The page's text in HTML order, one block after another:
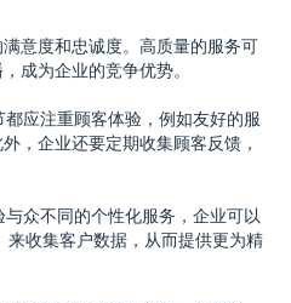
意度和忠诚度。高质量的服务可
成为企业的竞争优势。
应注重顾客体验，例如友好的服
，企业还要定期收集顾客反馈，
众不同的个性化服务，企业可以
收集客户数据，从而提供更为精